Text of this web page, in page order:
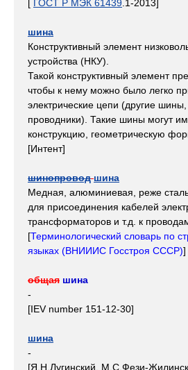
ГОСТ Р МЭК 61439 .1-2013]
шина
Конструктивный элемент
устройства (НКУ).
Такой конструктивный элемент
чтобы к нему можно было легко
электрические цепи (другие
проводники). Такие шины могут
конструкцию, геометрическую
[Интент]
шинопровод шина
Медная, алюминиевая, реже
для присоединения кабелей
трансформаторов и т.д. к
[Терминологический словарь по
языках (ВНИИИС Госстроя СССР)]
общая шина
-
[IEV number 151-12-30]
шина
-
[Я.Н.Лугинский, М.С.Фези-